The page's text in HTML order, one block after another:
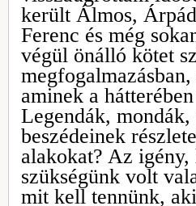
került Álmos,
Ferenc és még
végül önálló kötet
aminek a
Legendák,
beszédeinek
alakokat? Az
szükségünk volt
mit kell tennünk,